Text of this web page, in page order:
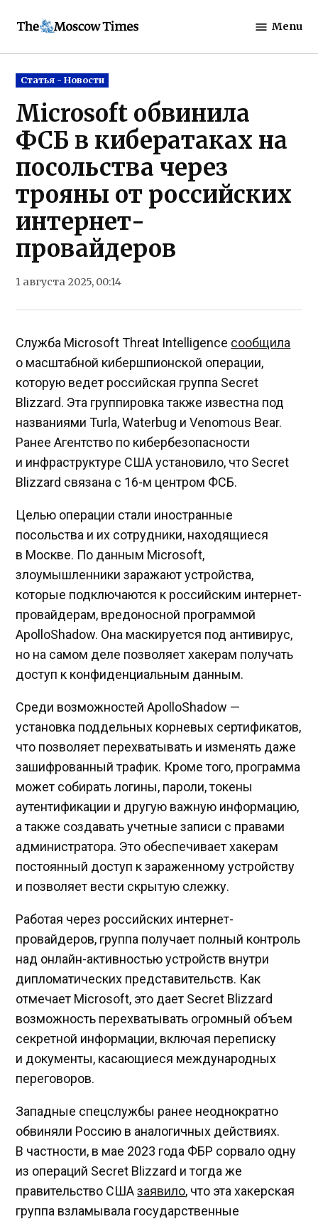
Moscow
Menu
Posted
in
Статья - Новости
Microsoft обвинила
ФСБ в кибератаках на
посольства через
трояны от российских
интернет-
провайдеров
1 августа 2025, 00:14
Служба Microsoft Threat Intelligence сообщила
о масштабной кибершпионской операции,
которую ведет российская группа Secret
Blizzard. Эта группировка также известна под
названиями Turla, Waterbug и Venomous Bear.
Ранее Агентство по кибербезопасности
и инфраструктуре США установило, что Secret
Blizzard связана с 16-м центром ФСБ.
Целью операции стали иностранные
посольства и их сотрудники, находящиеся
в Москве. По данным Microsoft,
злоумышленники заражают устройства,
которые подключаются к российским интернет-
провайдерам, вредоносной программой
ApolloShadow. Она маскируется под антивирус,
но на самом деле позволяет хакерам получать
доступ к конфиденциальным данным.
Среди возможностей ApolloShadow —
установка поддельных корневых сертификатов,
что позволяет перехватывать и изменять даже
зашифрованный трафик. Кроме того, программа
может собирать логины, пароли, токены
аутентификации и другую важную информацию,
а также создавать учетные записи с правами
администратора. Это обеспечивает хакерам
постоянный доступ к зараженному устройству
и позволяет вести скрытую слежку.
Работая через российских интернет-
провайдеров, группа получает полный контроль
над онлайн-активностью устройств внутри
дипломатических представительств. Как
отмечает Microsoft, это дает Secret Blizzard
возможность перехватывать огромный объем
секретной информации, включая переписку
и документы, касающиеся международных
переговоров.
Западные спецслужбы ранее неоднократно
обвиняли Россию в аналогичных действиях.
В частности, в мае 2023 года ФБР сорвало одну
из операций Secret Blizzard и тогда же
правительство СШАзаявило, что эта хакерская
группа взламывала государственные